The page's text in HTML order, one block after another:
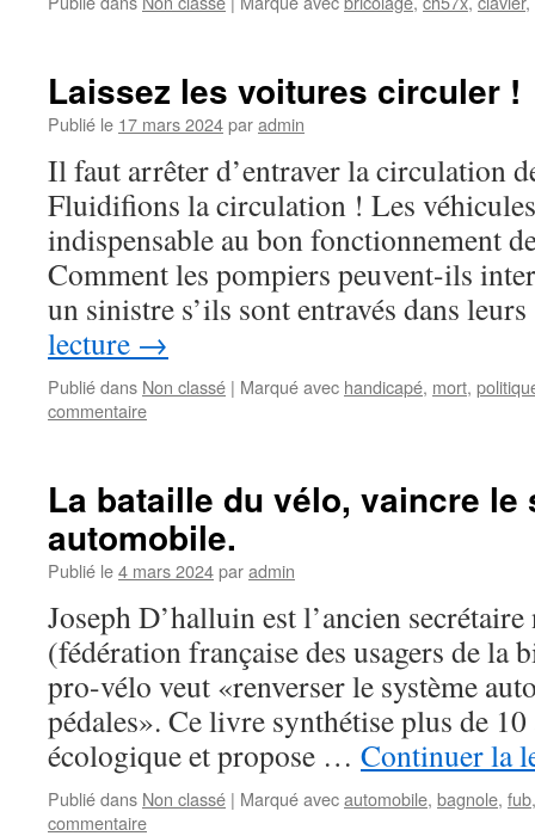
Laissez les voitures circuler !
Publié le 17 mars 2024paradmin
Il faut arrêter d’entraver la circulation
Fluidifions la circulation ! Les
indispensable au bon fonctionnement
Comment les pompiers peuvent-ils
un sinistre s’ils sont entravés dans
lecture →
Publié dans Non classé | Marqué avec handicapé, mort,
commentaire
La bataille du vélo, vaincre le
automobile.
Publié le4 mars 2024paradmin
Joseph D’halluin est l’ancien
(fédération française des usagers de la
pro-vélo veut «renverser le système
pédales». Ce livre synthétise plus de
écologique et propose … Continuer la
Publié dans Non classé | Marqué avecautomobile, bagnole, fub
commentaire